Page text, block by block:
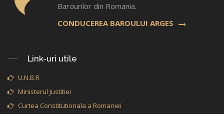
Barourilor din Romania.
CONDUCEREA BAROULUI ARGES
Link-uri utile
U.N.B.R
Ministerul Justitiei
Curtea Constitutionala a Romaniei